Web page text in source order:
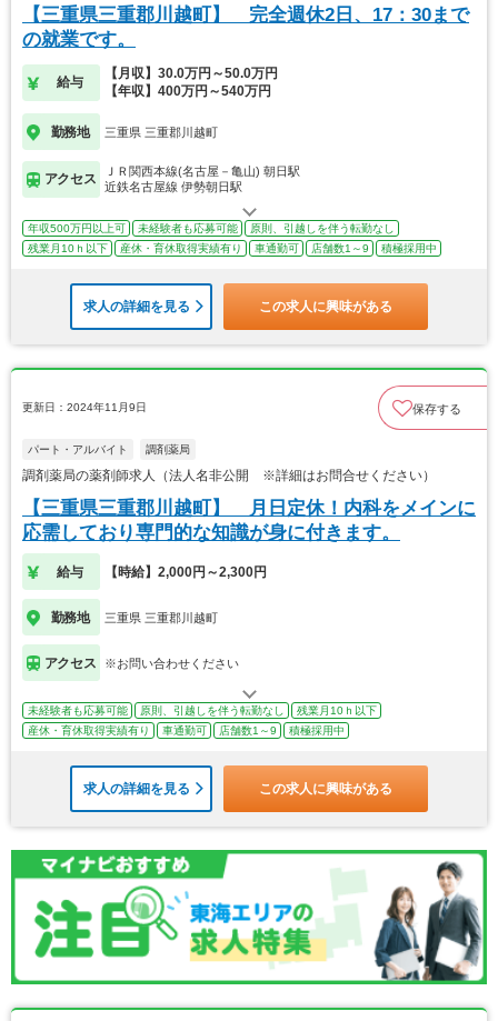
【三重県三重郡川越町】 完全週休2日、17：30まで
の就業です。
給与
【月収】30.0万円～50.0万円
【年収】400万円～540万円
勤務地 三重県 三重郡川越町
アクセス
ＪＲ関西本線(名古屋－亀山) 朝日駅
近鉄名古屋線 伊勢朝日駅
年収500万円以上可 未経験者も応募可能
原則、引越しを伴う転勤なし
残業月10ｈ以下
産休・育休取得実績有り 車通勤可 店舗数1～9 積極採用中
求人の詳細を見る この求人に興味がある
更新日：2024年11月9日 保存する
パート・アルバイト 調剤薬局
調剤薬局の薬剤師求人（法人名非公開 ※詳細はお問合せください）
【三重県三重郡川越町】 月日定休！内科をメインに
応需しており専門的な知識が身に付きます。
給与 【時給】2,000円～2,300円
勤務地 三重県 三重郡川越町
アクセス ※お問い合わせください
未経験者も応募可能 原則、引越しを伴う転勤なし
残業月10ｈ以下
産休・育休取得実績有り
車通勤可 店舗数1～9 積極採用中
求人の詳細を見る この求人に興味がある